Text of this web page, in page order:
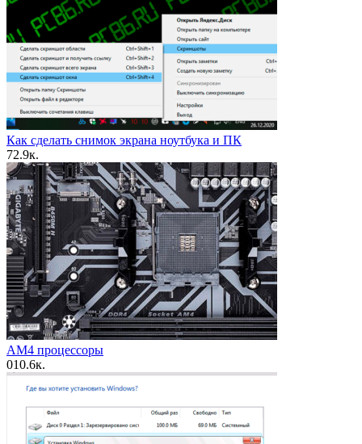
Как сделать снимок экрана ноутбука и ПК
72.9к.
AM4 процессоры
010.6к.